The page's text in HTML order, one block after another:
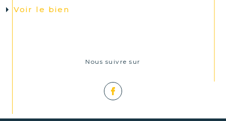
Voir le bien
Nous suivre sur